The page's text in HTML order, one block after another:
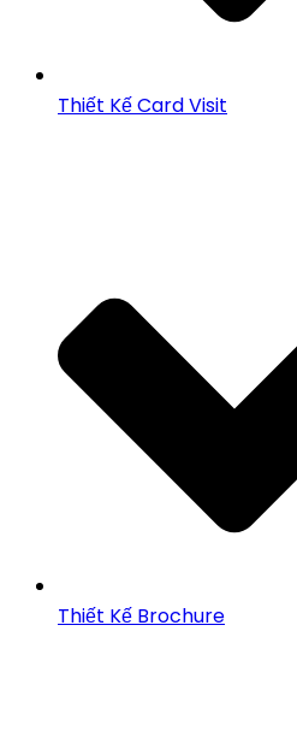
Thiết Kế Card Visit
Thiết Kế Brochure